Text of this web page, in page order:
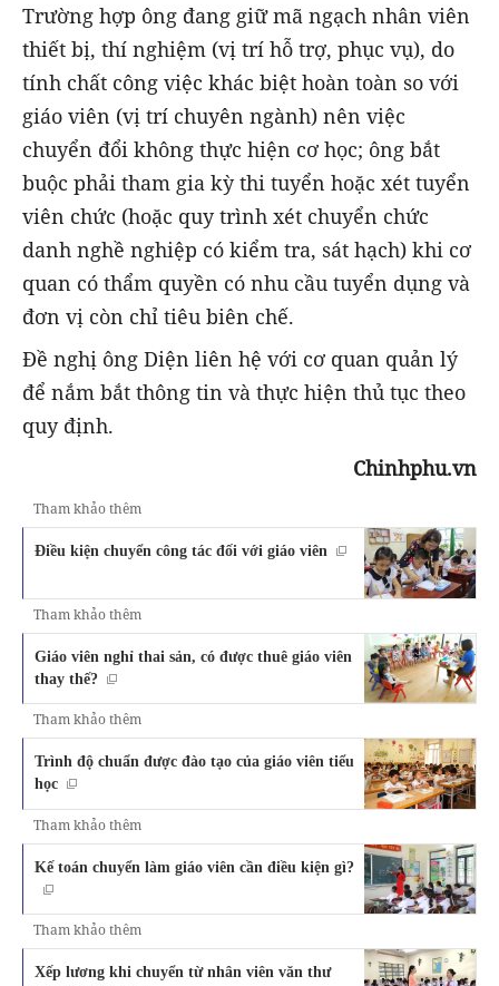
Trường hợp ông đang giữ mã ngạch nhân viên
thiết bị, thí nghiệm (vị trí hỗ trợ, phục vụ), do
tính chất công việc khác biệt hoàn toàn so với
giáo viên (vị trí chuyên ngành) nên việc
chuyển đổi không thực hiện cơ học; ông bắt
buộc phải tham gia kỳ thi tuyển hoặc xét tuyển
viên chức (hoặc quy trình xét chuyển chức
danh nghề nghiệp có kiểm tra, sát hạch) khi cơ
quan có thẩm quyền có nhu cầu tuyển dụng và
đơn vị còn chỉ tiêu biên chế.
Đề nghị ông Diện liên hệ với cơ quan quản lý
để nắm bắt thông tin và thực hiện thủ tục theo
quy định.
Chinhphu.vn
Tham khảo thêm
Điều kiện chuyển công tác đối với giáo viên
Tham khảo thêm
Giáo viên nghỉ thai sản, có được thuê giáo viên
thay thế?
Tham khảo thêm
Trình độ chuẩn được đào tạo của giáo viên tiểu
học
Tham khảo thêm
Kế toán chuyển làm giáo viên cần điều kiện gì?
Tham khảo thêm
Xếp lương khi chuyển từ nhân viên văn thư